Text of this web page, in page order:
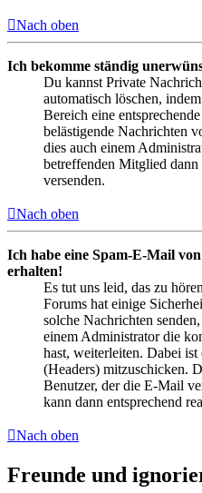
Nach oben
Ich bekomme ständig
Du kannst Private
automatisch löschen,
Bereich eine
belästigende Nachrichten
dies auch einem
betreffenden Mitglied
versenden.
Nach oben
Ich habe eine Spam-E-Mail
erhalten!
Es tut uns leid, das zu
Forums hat einige
solche Nachrichten
einem Administrator die
hast, weiterleiten. Dabei
(Headers) mitzuschicken.
Benutzer, der die E-Mail
kann dann entsprechend
Nach oben
Freunde und